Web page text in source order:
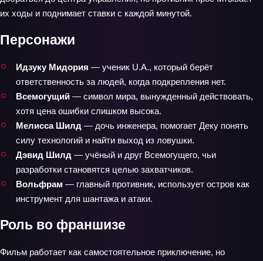
их ходы и поднимает ставки с каждой минутой.
Персонажи
Идзуку Мидория — ученик U.A., который берёт
ответственность за людей, когда подкрепления нет.
Всемогущий — символ мира, вынужденный действовать,
хотя цена ошибки слишком высока.
Мелисса Шилд — дочь инженера, помогает Деку понять
силу технологий и найти выход из ловушки.
Дэвид Шилд — учёный и друг Всемогущего, чьи
разработки становятся целью захватчиков.
Вольфрам — главный противник, использует остров как
инструмент для шантажа и атаки.
Роль во франшизе
Фильм работает как самостоятельное приключение, но